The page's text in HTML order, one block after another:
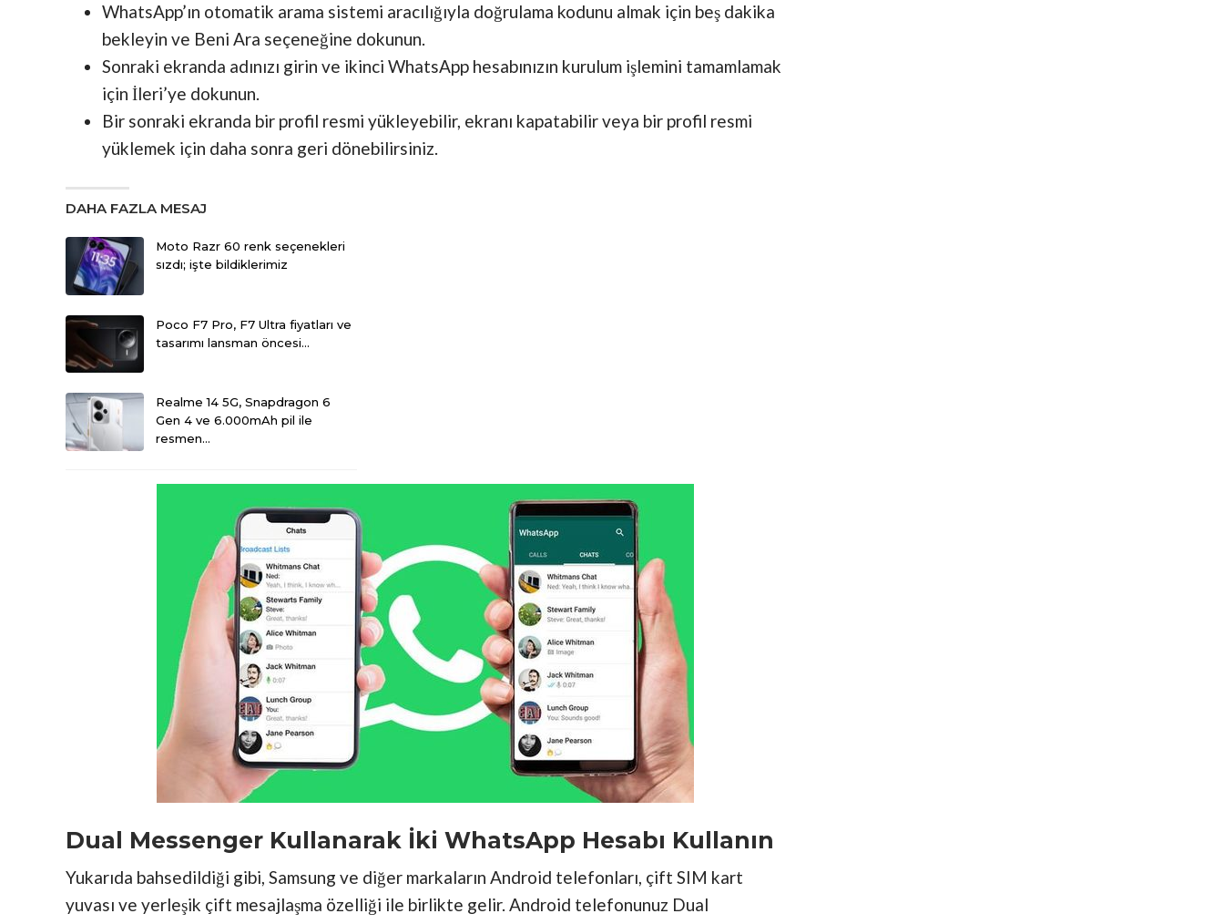
WhatsApp’ın otomatik arama sistemi aracılığıyla doğrulama kodunu almak için beş dakika
bekleyin ve Beni Ara seçeneğine dokunun.
Sonraki ekranda adınızı girin ve ikinci WhatsApp hesabınızın kurulum işlemini tamamlamak
için İleri’ye dokunun.
Bir sonraki ekranda bir profil resmi yükleyebilir, ekranı kapatabilir veya bir profil resmi
yüklemek için daha sonra geri dönebilirsiniz.
DAHA FAZLA MESAJ
Moto Razr 60 renk seçenekleri
sızdı; işte bildiklerimiz
Poco F7 Pro, F7 Ultra fiyatları ve
tasarımı lansman öncesi…
Realme 14 5G, Snapdragon 6
Gen 4 ve 6.000mAh pil ile
resmen…
Dual Messenger Kullanarak İki WhatsApp Hesabı Kullanın
Yukarıda bahsedildiği gibi, Samsung ve diğer markaların Android telefonları, çift SIM kart
yuvası ve yerleşik çift mesajlaşma özelliği ile birlikte gelir. Android telefonunuz Dual